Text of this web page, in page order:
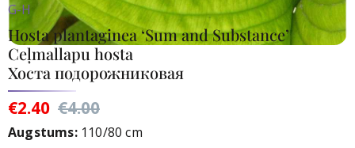
G-H
Hosta plantaginea ‘Sum and Substance’
Ceļmallapu hosta
Хоста подорожниковая
€2.40 €4.00
Augstums:110/80 cm